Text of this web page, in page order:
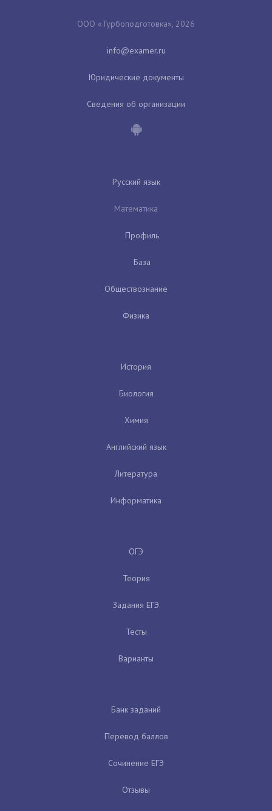
ООО «Турбоподготовка», 2026
Юридические документы
Сведения об организации
Русский язык
Математика
Профиль
База
Обществознание
Физика
История
Биология
Химия
Английский язык
Литература
Информатика
ОГЭ
Теория
Задания ЕГЭ
Тесты
Варианты
Банк заданий
Перевод баллов
Сочинение ЕГЭ
Отзывы